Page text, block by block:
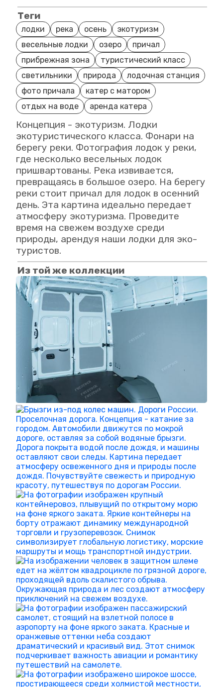
Теги
лодки река осень
экотуризм
весельные лодки
озеро
причал
прибрежная зона
туристический класс
светильники
природа
лодочная станция
фото причала
катер с матором
отдых на воде
аренда катера
Концепция - экотуризм. Лодки
экотуристического класса. Фонари на
берегу реки. Фотография лодок у реки,
где несколько весельных лодок
пришвартованы. Река извивается,
превращаясь в большое озеро. На берегу
реки стоит причал для лодок в осенний
день. Эта картина идеально передает
атмосферу экотуризма. Проведите
время на свежем воздухе среди
природы, арендуя наши лодки для эко-
туристов.
Из той же коллекции